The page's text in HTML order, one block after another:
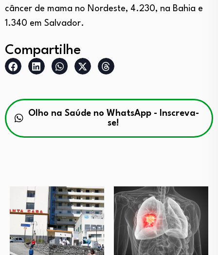
câncer de mama no Nordeste, 4.230, na Bahia e
1.340 em Salvador.
Compartilhe
Olho na Saúde no WhatsApp - Inscreva-
se!